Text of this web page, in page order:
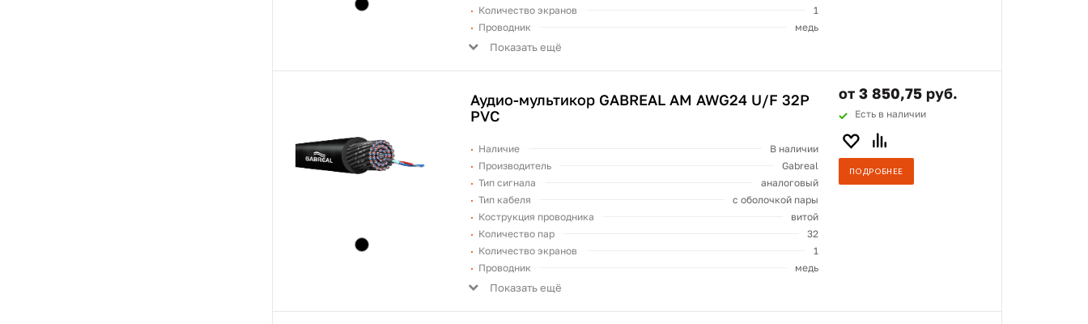
Количество экранов
1
Проводник
медь
Показать ещё
Аудио-мультикор GABREAL AM AWG24 U/F 32P
PVC
Наличие
В наличии
Производитель
Gabreal
Тип сигнала
аналоговый
Тип кабеля
с оболочкой пары
Кострукция проводника
витой
Количество пар
32
Количество экранов
1
Проводник
медь
Показать ещё
от 3 850,75 руб.
Есть в наличии
ПОДРОБНЕЕ